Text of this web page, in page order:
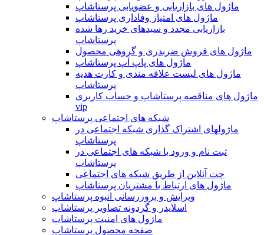
ماژول های بازاریابی و عضویابی پرستاشاپ
ماژول های امتیاز وفاداری پرستاشاپ
بازاریابی مجدد و سبدهای خرید رها شده
پرستاشاپ
ماژول های فروش ضربدری و گروهی محصول
ماژول های پاپ آپ پرستاشاپ
ماژول های لیست علاقه مندی و کارت هدیه
پرستاشاپ
ماژول های مناقصه پرستاشاپ و حساب کاربری
vip
شبکه های اجتماعی پرستاشاپ
ماژولهای اشتراک‌ گذاری شبکه اجتماعی در
پرستاشاپ
ثبت نام و ورود با شبکه های اجتماعی در
پرستاشاپ
چت آنلاین از طریق شبکه های اجتماعی
ماژول های ارتباط با مشتریان پرستاشاپ
ویرایش و بروزرسانی انبوه پرستاشاپ
اسلایدر و گردونه تصاویر پرستاشاپ
ماژول های امنیت پرستاشاپ
صفحه محصول پرستاشاپ